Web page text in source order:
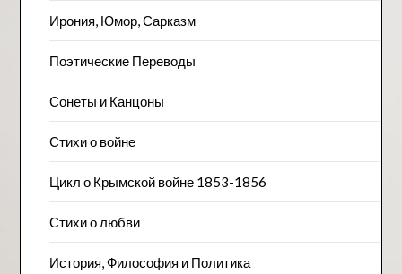
Ирония, Юмор, Сарказм
Поэтические Переводы
Сонеты и Канцоны
Стихи о войне
Цикл о Крымской войне 1853-1856
Стихи о любви
История, Философия и Политика